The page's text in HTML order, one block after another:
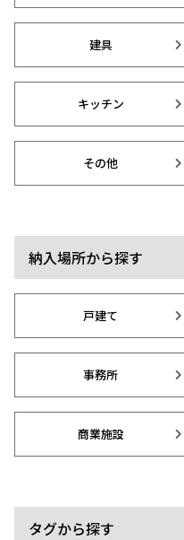
建具
キッチン
その他
納入場所から探す
戸建て
事務所
商業施設
タグから探す